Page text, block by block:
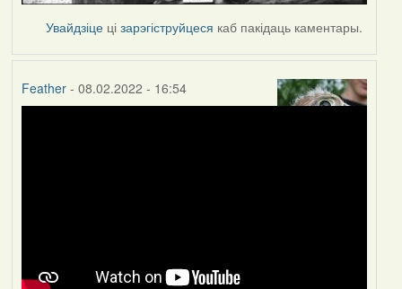
Увайдзіце цізарэгіструйцеся каб пакідаць каментары.
Feather- 08.02.2022 - 16:54